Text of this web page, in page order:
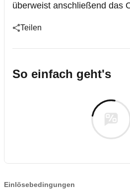
überweist anschließend das
Teilen
So einfach geht's
Einlösebedingungen